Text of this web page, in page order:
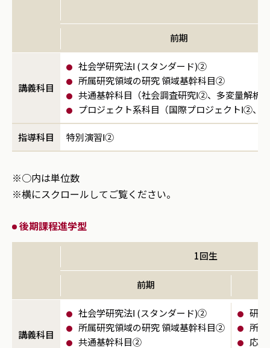
前期
講義科目
社会学研究法Ⅰ (スタンダード)②
所属研究領域の研究 領域基幹科目②
共通基幹科目（社会調査研究Ⅰ②、多変量解析
プロジェクト系科目（国際プロジェクトⅠ②、
指導科目 特別演習Ⅰ②
※○内は単位数
※横にスクロールしてご覧ください。
後期課程進学型
1回生
前期
講義科目
社会学研究法Ⅰ (スタンダード)②
所属研究領域の研究 領域基幹科目②
共通基幹科目②
研
所
応